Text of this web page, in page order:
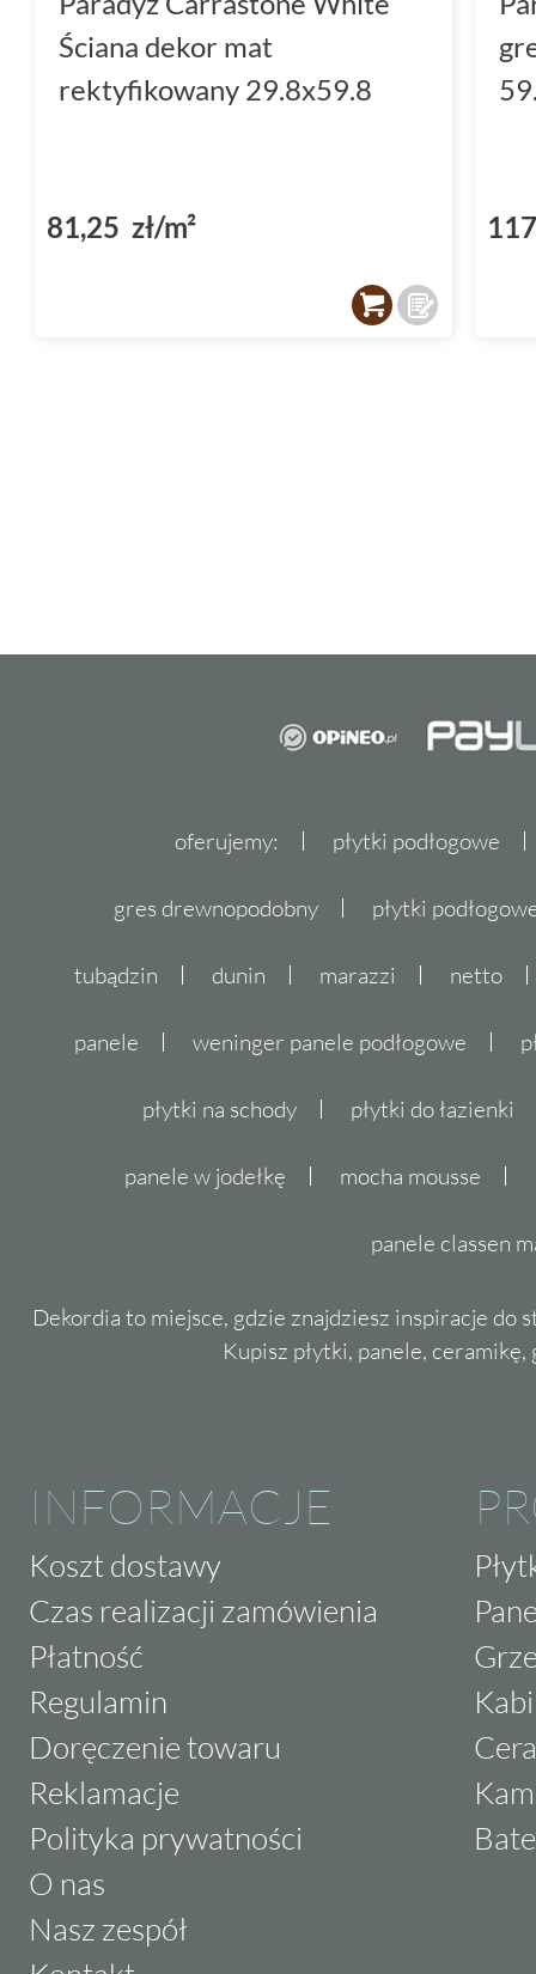
ciesząc się praktycznością i trwałością na co
Inwestując w Paradyż Carrastone,
swoją estetyką i funkcjonalnością, tworząc
Ściana dekor mat
rektyfikowany 29.8x59.8
81,25 zł/m²
oferujemy: płytki podłogowe
gres drewnopodobny płytki
tubądzin dunin marazzi netto
panele weninger panele podłogowe
płytki na schody płytki do łazienki
panele w jodełkę mocha mousse
panele classen
Dekordia to miejsce, gdzie znajdziesz inspiracje do
Kupisz płytki, panele,
INFORMACJE
Koszt dostawy
Czas realizacji zamówienia
Płatność
Regulamin
Doręczenie towaru
Reklamacje
Polityka prywatności
O nas
Nasz zespół